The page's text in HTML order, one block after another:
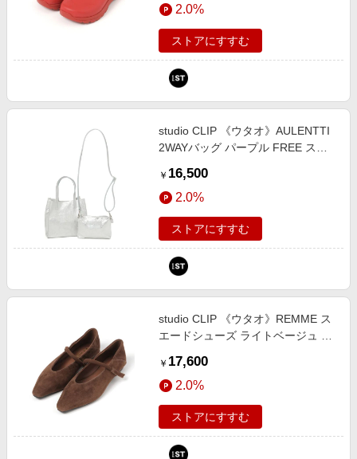
ィ）2.0%
ストアにすすむ
studio CLIP 《ウタオ》AULENTTI
2WAYバッグ パープル FREE スペ
250624 and ST アンドエスティ
（旧ドットエスティ）
￥ 16,500
2.0%
ストアにすすむ
studio CLIP 《ウタオ》REMME ス
エードシューズ ライトベージュ L
プ 597429 and ST アンドエスティ
（旧ドットエスティ）
￥ 17,600
2.0%
ストアにすすむ